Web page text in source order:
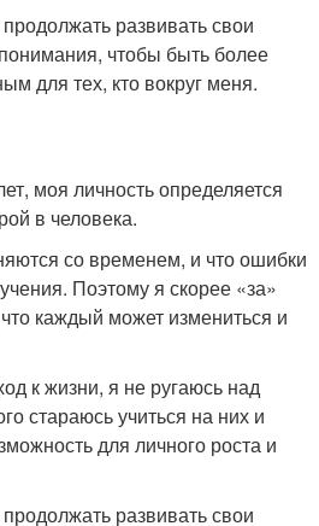
развивать свои
чтобы быть более
для тех, кто вокруг меня.
моя личность определяется
в человека.
со временем, и что ошибки
Поэтому я скорее «за»
каждый может измениться и
к жизни, я не ругаюсь над
стараюсь учиться на них и
для личного роста и
развивать свои